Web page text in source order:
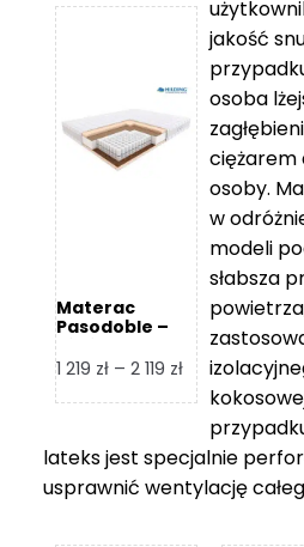
do
869 zł
1
2
Materac
Pasodoble –
1 219 zł – 2 119 złZakres
cen:
1
219 zł
do
jakość
osoba
ciężarem
osoby.
w
modeli
słabsza
lateks jest specjalnie
usprawnić wentylację